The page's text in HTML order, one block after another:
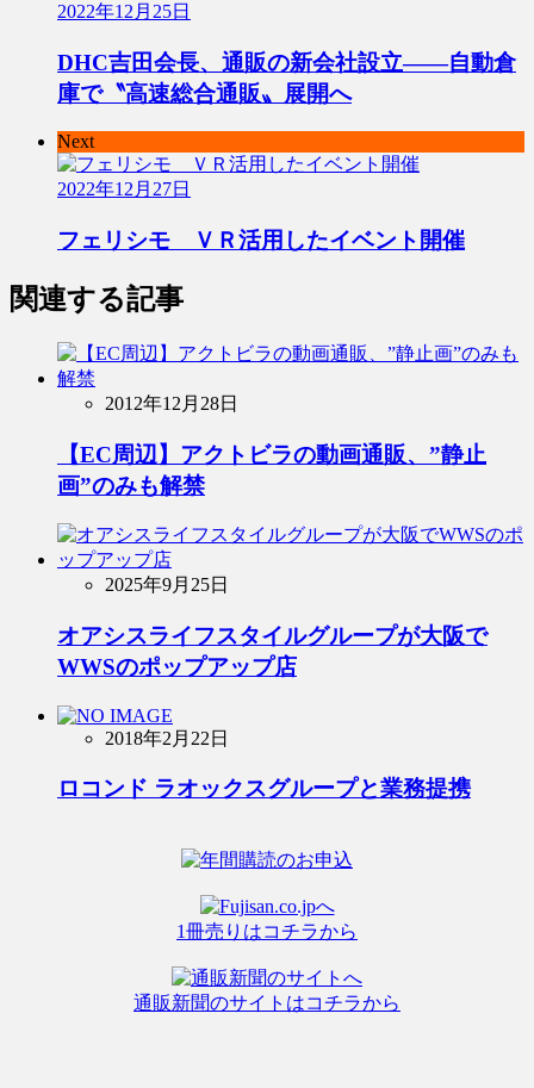
2022年12月25日
DHC吉田会長、通販の新会社設立――自動倉
庫で〝高速総合通販〟展開へ
Next
2022年12月27日
フェリシモ ＶＲ活用したイベント開催
関連する記事
2012年12月28日
【EC周辺】アクトビラの動画通販、”静止
画”のみも解禁
2025年9月25日
オアシスライフスタイルグループが大阪で
WWSのポップアップ店
2018年2月22日
ロコンド ラオックスグループと業務提携
1冊売りはコチラから
通販新聞のサイトはコチラから